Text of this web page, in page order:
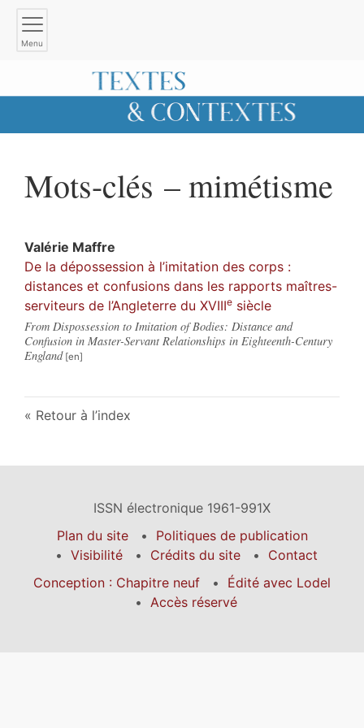
Menu
Mots-clés – mimétisme
Valérie Maffre
De la dépossession à l’imitation des corps :
distances et confusions dans les rapports maîtres-
serviteurs de l’Angleterre du XVIIIe siècle
From Dispossession to Imitation of Bodies: Distance and
Confusion in Master-Servant Relationships in Eighteenth-Century
England
Retour à l’index
ISSN électronique 1961-991X
Plan du site
Politiques de publication
Visibilité
Crédits du site
Contact
Conception : Chapitre neuf
Édité avec Lodel
Accès réservé